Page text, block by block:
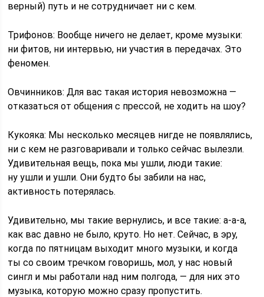
верный) путь и не сотрудничает ни с кем.
Трифонов: Вообще ничего не делает, кроме музыки:
ни фитов, ни интервью, ни участия в передачах. Это
феномен.
Овчинников: Для вас такая история невозможна —
отказаться от общения с прессой, не ходить на шоу?
Кукояка: Мы несколько месяцев нигде не появлялись,
ни с кем не разговаривали и только сейчас вылезли.
Удивительная вещь, пока мы ушли, люди такие:
ну ушли и ушли. Они будто бы забили на нас,
активность потерялась.
Удивительно, мы такие вернулись, и все такие: а-а-а,
как вас давно не было, круто. Но нет. Сейчас, в эру,
когда по пятницам выходит много музыки, и когда
ты со своим тречком говоришь, мол, у нас новый
сингл и мы работали над ним полгода, — для них это
музыка, которую можно сразу пропустить.